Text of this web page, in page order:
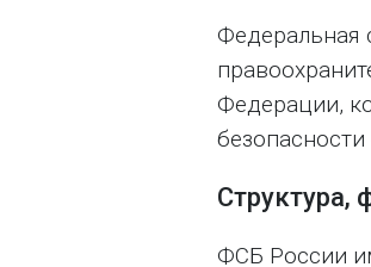
Федеральная
Федерации,
Структура,
ФСБ России